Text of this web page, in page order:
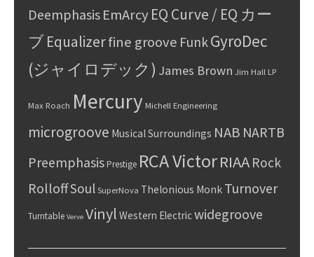
Deemphasis EmArcyEQ Curve / EQ カー
ブEqualizerfine groove Funk GyroDec
(ジャイロデック) James Brown Jim Hall LP
Max Roach Mercury Michell Engineering
microgroove Musical Surroundings NAB NARTB
PreemphasisPrestige RCA VictorRIAA Rock
RolloffSoul SuperNova Thelonious Monk Turnover
Turntable Verve Vinyl Western Electricwidegroove